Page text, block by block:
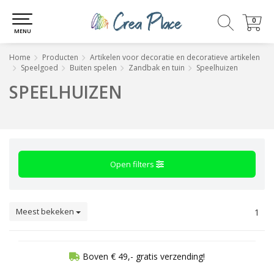
0
0
MENU
Home Producten
Artikelen voor decoratie en decoratieve artikelen
Speelgoed
Buiten spelen Zandbak en tuin Speelhuizen
SPEELHUIZEN
Open filters
Meest bekeken 1
Boven € 49,- gratis verzending!